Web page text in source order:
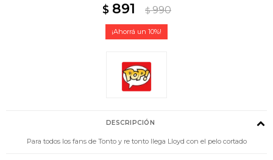
$ 891 $ 990
10
DESCRIPCIÓN
Para todos los fans de Tonto y re tonto llega Lloyd con el pelo cortado